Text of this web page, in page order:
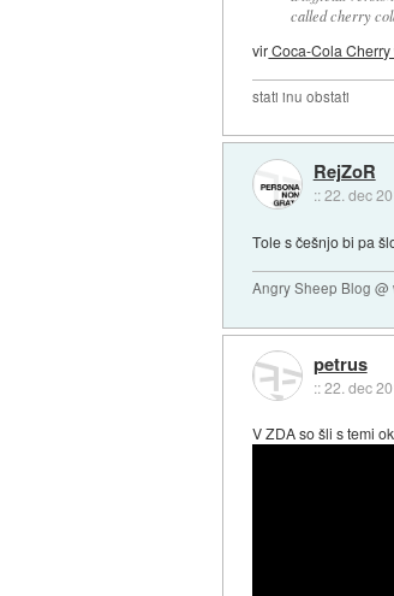
called cherry
virCoca-Cola
stati inu obstati
RejZoR
::22. dec
Tole s češnjo bi pa
Angry Sheep Blog @
petrus
::22. dec
V ZDA so šli s temi